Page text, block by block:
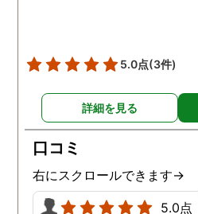
5.0点(3件)
詳細を見る
口コミ
右にスクロールできます→
5.0点